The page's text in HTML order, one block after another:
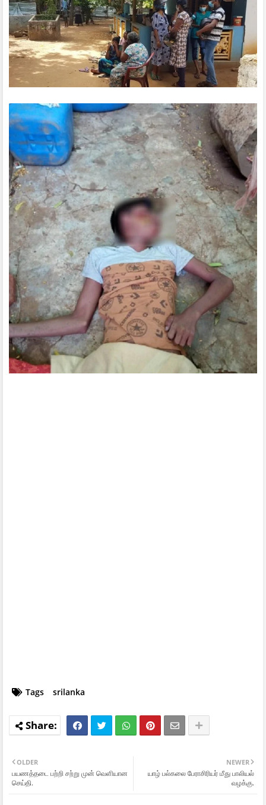
Tags srilanka
NEWER
யாழ் பல்கலை பேராசிரியர் மீது பாலியல்
வழக்கு.
OLDER
பயணத்தடை பற்றி சற்று முன் வெளியான
செய்தி.